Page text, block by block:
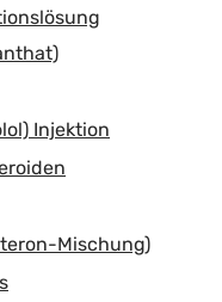
Injektion
Mischung)